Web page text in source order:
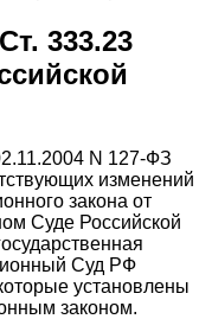
333.23
N 127-ФЗ
изменений
закона от
Суде Российской
Суд РФ
установлены
законом.